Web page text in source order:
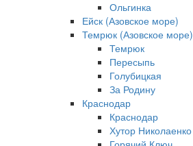
Ольгинка
Ейск (Азовское море)
Темрюк (Азовское море)
Темрюк
Пересыпь
Голубицкая
За Родину
Краснодар
Краснодар
Хутор Николаенко